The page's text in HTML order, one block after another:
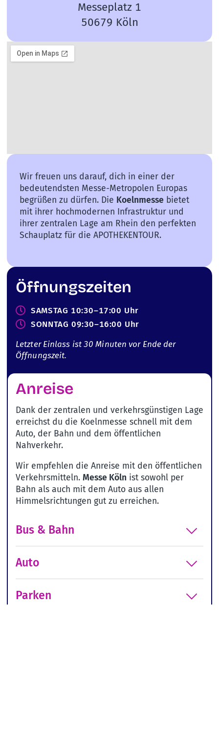
Messeplatz 1
50679 Köln
Wir freuen uns darauf, dich in einer der
bedeutendsten Messe-Metropolen Europas
begrüßen zu dürfen. Die Koelnmesse bietet
mit ihrer hochmodernen Infrastruktur und
ihrer zentralen Lage am Rhein den perfekten
Schauplatz für die APOTHEKENTOUR.
Öffnungszeiten
SAMSTAG 10:30–17:00 Uhr
SONNTAG 09:30–16:00 Uhr
Letzter Einlass ist 30 Minuten vor Ende der
Öffnungszeit.
Anreise
Dank der zentralen und verkehrsgünstigen Lage
erreichst du die Koelnmesse schnell mit dem
Auto, der Bahn und dem öffentlichen
Nahverkehr.
Wir empfehlen die Anreise mit den öffentlichen
Verkehrsmitteln. Messe Köln ist sowohl per
Bahn als auch mit dem Auto aus allen
Himmelsrichtungen gut zu erreichen.
Bus & Bahn
Auto
Parken